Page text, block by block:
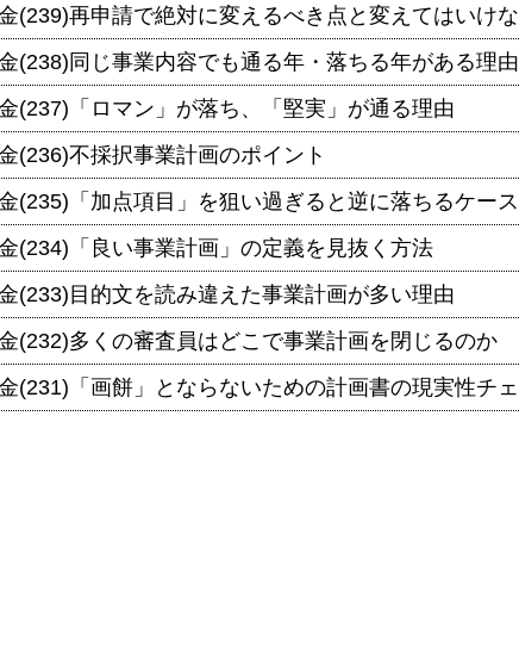
(239)再申請で絶対に変えるべき点と変えてはいけ
(238)同じ事業内容でも通る年・落ちる年がある理由
(237)「ロマン」が落ち、「堅実」が通る理由
(236)不採択事業計画のポイント
(235)「加点項目」を狙い過ぎると逆に落ちるケー
(234)「良い事業計画」の定義を見抜く方法
(233)目的文を読み違えた事業計画が多い理由
(232)多くの審査員はどこで事業計画を閉じるのか
(231)「画餅」とならないための計画書の現実性チ